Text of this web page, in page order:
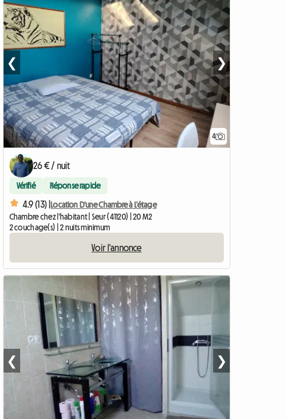
4
❮ ❯
26 € / nuit
Vérifié Réponse rapide
4.9 (13) |Location D'une Chambre à L’étage
Chambre chez l'habitant | Seur (41120) | 20 M2
2 couchage(s) | 2 nuits minimum
Voir l'annonce
❮ ❯